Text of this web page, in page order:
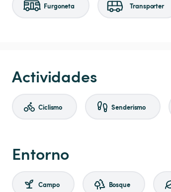
Furgoneta Transporter
Actividades
Ciclismo Senderismo
Entorno
Campo Bosque